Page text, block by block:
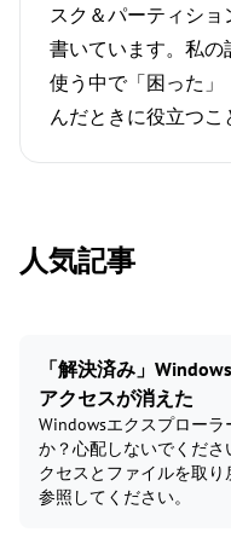
スク＆パーティシ
書いています。私
使う中で「困った
んだときに役立つこ
人気記事
「解決済み」
アクセスが消えた
Windowsエクスプロー
か？心配しないでくだ
クセスとファイルを取
参照してください。